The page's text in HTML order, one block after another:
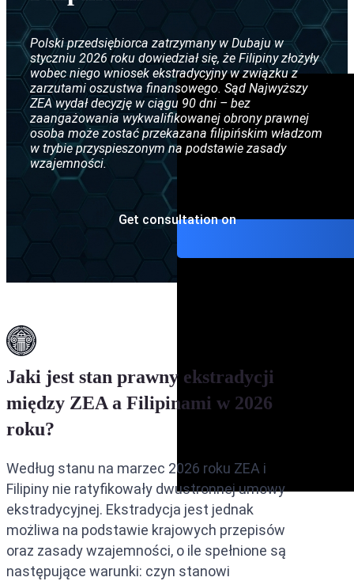
Ekstradycja między ZEA a
Ekstradycja między ZEA a
Umowa o ekstradycji między
Ekstradycja między ZEA a
Ekstradycja między ZEA a
Ekstradycja między ZEA a
Ekstradycja między ZEA a
Czarna nota Interpolu
Nakaz aresztowania Interpolu
Srebrna nota Interpolu
CCF (Komisja ds. Kontroli
Dyfuzje Interpolu
Polski przedsiębiorca zatrzymany w Dubaju w
styczniu 2026 roku dowiedział się, że Filipiny złożyły
wobec niego wniosek ekstradycyjny w związku z
zarzutami oszustwa finansowego. Sąd Najwyższy
ZEA wydał decyzję w ciągu 90 dni – bez
zaangażowania wykwalifikowanej obrony prawnej
osoba może zostać przekazana filipińskim władzom
w trybie przyspieszonym na podstawie zasady
wzajemności.
Get consultation on
Jaki jest stan prawny ekstradycji
między ZEA a Filipinami w 2026
roku?
Według stanu na marzec 2026 roku ZEA i
Filipiny nie ratyfikowały dwustronnej umowy
ekstradycyjnej. Ekstradycja jest jednak
możliwa na podstawie krajowych przepisów
oraz zasady wzajemności, o ile spełnione są
następujące warunki: czyn stanowi